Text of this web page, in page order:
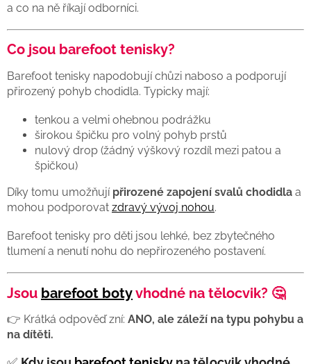
a co na ně říkají odborníci.
Co jsou barefoot tenisky?
Barefoot tenisky napodobují chůzi naboso a podporují
přirozený pohyb chodidla. Typicky mají:
tenkou a velmi ohebnou podrážku
širokou špičku pro volný pohyb prstů
nulový drop (žádný výškový rozdíl mezi patou a
špičkou)
Díky tomu umožňují přirozené zapojení svalů chodidla a
mohou podporovat zdravý vývoj nohou.
Barefoot tenisky pro děti jsou lehké, bez zbytečného
tlumení a nenutí nohu do nepřirozeného postavení.
Jsou barefoot botyvhodné na tělocvik? 🤔
👉 Krátká odpověď zní: ANO, ale záleží na typu pohybu a
na dítěti.